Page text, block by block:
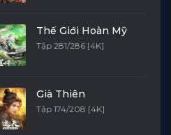
Thế Giới Hoàn Mỹ
Tập 281/286 [4K]
Già Thiên
Tập 174/208 [4K]